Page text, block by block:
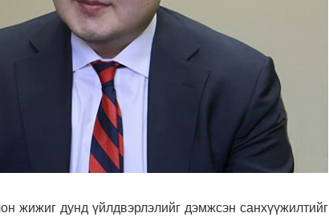
жижиг дунд үйлдвэрлэлийг дэмжсэн санхүүжилтийг